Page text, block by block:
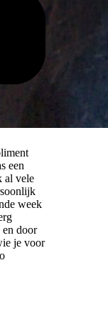
een
al vele
week
door
je voor